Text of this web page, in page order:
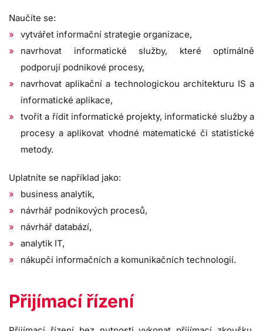
Naučíte se:
vytvářet informační strategie organizace,
navrhovat informatické služby, které optimálně
podporují podnikové procesy,
navrhovat aplikační a technologickou architekturu IS a
informatické aplikace,
tvořit a řídit informatické projekty, informatické služby a
procesy a aplikovat vhodné matematické či statistické
metody.
Uplatníte se například jako:
business analytik,
návrhář podnikových procesů,
návrhář databází,
analytik IT,
nákupčí informačních a komunikačních technologií.
Přijímací řízení